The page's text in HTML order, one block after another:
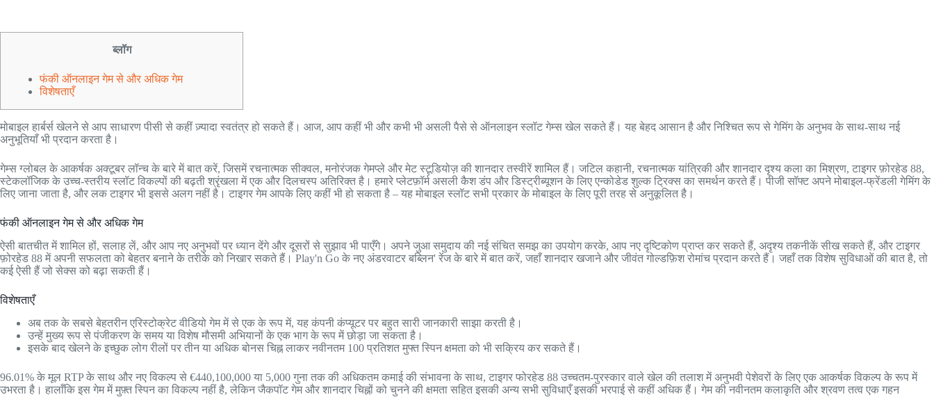
ब्लॉग
फंकी ऑनलाइन गेम से और अधिक गेम
विशेषताएँ
मोबाइल हार्बर्स खेलने से आप साधारण पीसी से कहीं ज़्यादा स्वतंत्र हो सकते हैं। आज, आप कहीं भी और कभी भी असली पैसे से ऑनलाइन स्लॉट गेम्स खेल सकते हैं। यह बेहद आसान है और निश्चित रूप से गेमिंग के अनुभव के साथ-साथ नई
अनुभूतियाँ भी प्रदान करता है।
गेम्स ग्लोबल के आकर्षक अक्टूबर लॉन्च के बारे में बात करें, जिसमें रचनात्मक सीक्वल, मनोरंजक गेमप्ले और मेट स्टूडियोज़ की शानदार तस्वीरें शामिल हैं। जटिल कहानी, रचनात्मक यांत्रिकी और शानदार दृश्य कला का मिश्रण, टाइगर फ़ोरहेड 88,
स्टेकलॉजिक के उच्च-स्तरीय स्लॉट विकल्पों की बढ़ती श्रृंखला में एक और दिलचस्प अतिरिक्त है। हमारे प्लेटफ़ॉर्म असली कैश डंप और डिस्ट्रीब्यूशन के लिए एन्कोडेड शुल्क ट्रिक्स का समर्थन करते हैं। पीजी सॉफ्ट अपने मोबाइल-फ्रेंडली गेमिंग के
लिए जाना जाता है, और लक टाइगर भी इससे अलग नहीं है। टाइगर गेम आपके लिए कहीं भी हो सकता है – यह मोबाइल स्लॉट सभी प्रकार के मोबाइल के लिए पूरी तरह से अनुकूलित है।
फंकी ऑनलाइन गेम से और अधिक गेम
ऐसी बातचीत में शामिल हों, सलाह लें, और आप नए अनुभवों पर ध्यान देंगे और दूसरों से सुझाव भी पाएँगे। अपने जुआ समुदाय की नई संचित समझ का उपयोग करके, आप नए दृष्टिकोण प्राप्त कर सकते हैं, अदृश्य तकनीकें सीख सकते हैं, और टाइगर
फ़ोरहेड 88 में अपनी सफलता को बेहतर बनाने के तरीके को निखार सकते हैं। Play'n Go के नए अंडरवाटर बब्लिन' रेंज के बारे में बात करें, जहाँ शानदार खजाने और जीवंत गोल्डफ़िश रोमांच प्रदान करते हैं। जहाँ तक विशेष सुविधाओं की बात है, तो
कई ऐसी हैं जो सेक्स को बढ़ा सकती हैं।
विशेषताएँ
अब तक के सबसे बेहतरीन एरिस्टोक्रेट वीडियो गेम में से एक के रूप में, यह कंपनी कंप्यूटर पर बहुत सारी जानकारी साझा करती है।
उन्हें मुख्य रूप से पंजीकरण के समय या विशेष मौसमी अभियानों के एक भाग के रूप में छोड़ा जा सकता है।
इसके बाद खेलने के इच्छुक लोग रीलों पर तीन या अधिक बोनस चिह्न लाकर नवीनतम 100 प्रतिशत मुफ्त स्पिन क्षमता को भी सक्रिय कर सकते हैं।
96.01% के मूल RTP के साथ और नए विकल्प से €440,100,000 या 5,000 गुना तक की अधिकतम कमाई की संभावना के साथ, टाइगर फोरहेड 88 उच्चतम-पुरस्कार वाले खेल की तलाश में अनुभवी पेशेवरों के लिए एक आकर्षक विकल्प के रूप में
उभरता है। हालाँकि इस गेम में मुफ़्त स्पिन का विकल्प नहीं है, लेकिन जैकपॉट गेम और शानदार चिह्नों को चुनने की क्षमता सहित इसकी अन्य सभी सुविधाएँ इसकी भरपाई से कहीं अधिक हैं। गेम की नवीनतम कलाकृति और श्रवण तत्व एक गहन